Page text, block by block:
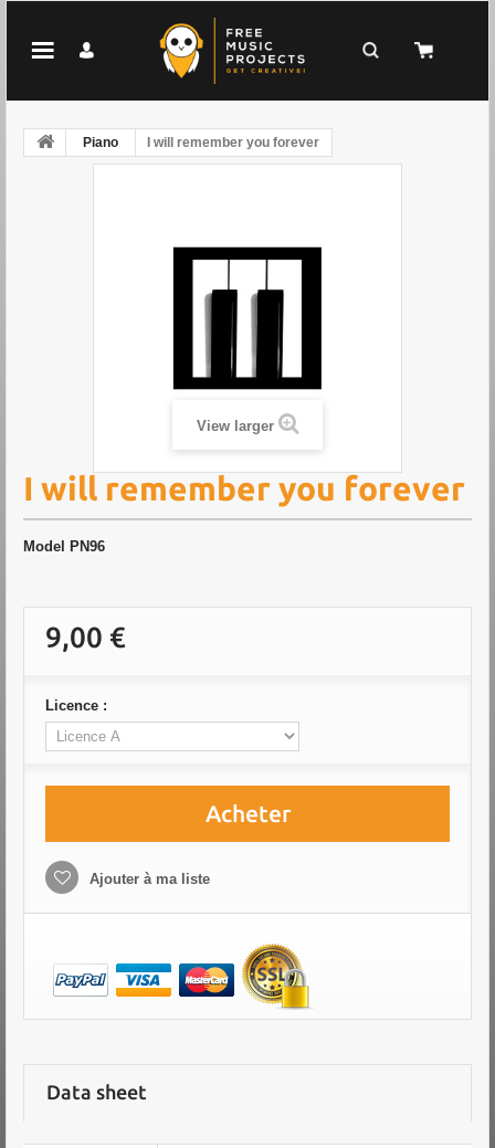
Piano I will remember you forever
View larger
I will remember you forever
Model PN96
9,00 €
Licence :
Acheter
Ajouter à ma liste
Data sheet